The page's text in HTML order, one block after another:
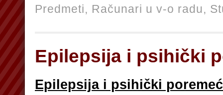
Predmeti, Računari u v-o radu,
Epilepsija i psihički
Epilepsija i psihički